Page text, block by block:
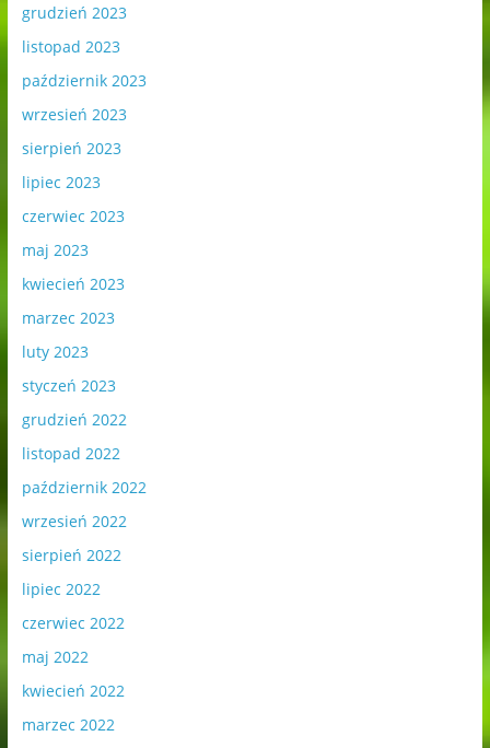
grudzień 2023
listopad 2023
październik 2023
wrzesień 2023
sierpień 2023
lipiec 2023
czerwiec 2023
maj 2023
kwiecień 2023
marzec 2023
luty 2023
styczeń 2023
grudzień 2022
listopad 2022
październik 2022
wrzesień 2022
sierpień 2022
lipiec 2022
czerwiec 2022
maj 2022
kwiecień 2022
marzec 2022